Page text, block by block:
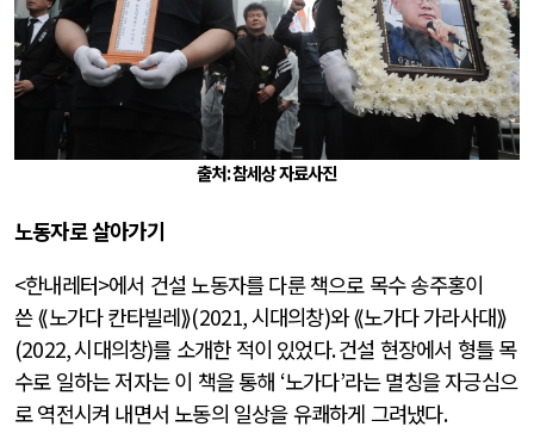
출처: 참세상 자료사진
노동자로 살아가기
<한내레터>에서 건설 노동자를 다룬 책으로 목수 송주홍이
쓴 ⟪노가다 칸타빌레⟫(2021,시대의창)와 ⟪노가다 가라사대⟫
(2022,시대의창)를 소개한 적이 있었다.건설 현장에서 형틀 목
수로 일하는 저자는 이 책을 통해 ‘노가다’라는 멸칭을 자긍심으
로 역전시켜 내면서 노동의 일상을 유쾌하게 그려냈다.